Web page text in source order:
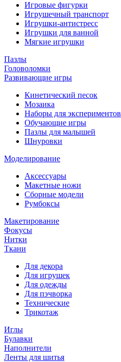
Игровые фигурки
Игрушечный транспорт
Игрушки-антистресс
Игрушки для ванной
Мягкие игрушки
Пазлы
Головоломки
Развивающие игры
Кинетический песок
Мозаика
Наборы для экспериментов
Обучающие игры
Пазлы для малышей
Шнуровки
Моделирование
Аксессуары
Макетные ножи
Сборные модели
Румбоксы
Макетирование
Фокусы
Нитки
Ткани
Для декора
Для игрушек
Для одежды
Для пэчворка
Технические
Трикотаж
Иглы
Булавки
Наполнители
Ленты для шитья